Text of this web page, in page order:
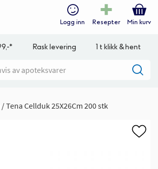
Logg inn Resepter Min kurv
* Rask levering 1 t klikk & hent
Tena Cellduk 25X26Cm 200 stk